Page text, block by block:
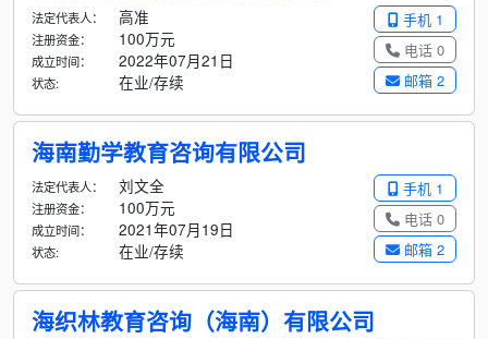
手机 1
电话 0
邮箱 2
法定代表人： 高准
注册资金： 100万元
成立时间： 2022年07月21日
状态: 在业/存续
海南勤学教育咨询有限公司
手机 1
电话 0
邮箱 2
法定代表人： 刘文全
注册资金： 100万元
成立时间： 2021年07月19日
状态: 在业/存续
海织林教育咨询（海南）有限公司